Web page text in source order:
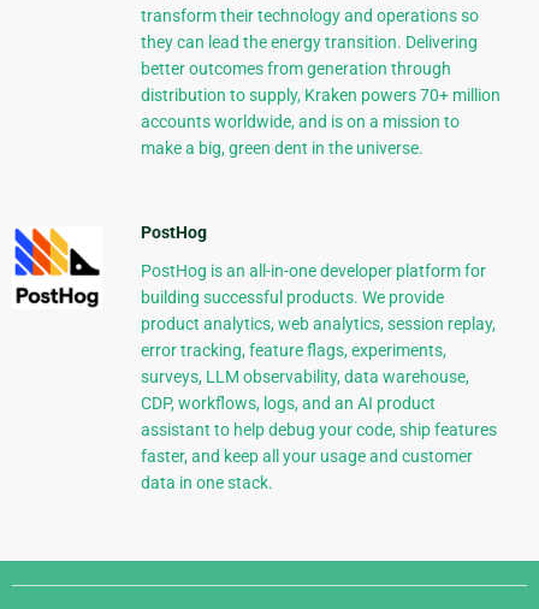
transform their technology and operations so
they can lead the energy transition. Delivering
better outcomes from generation through
distribution to supply, Kraken powers 70+ million
accounts worldwide, and is on a mission to
make a big, green dent in the universe.
PostHog
PostHog is an all-in-one developer platform for
building successful products. We provide
product analytics, web analytics, session replay,
error tracking, feature flags, experiments,
surveys, LLM observability, data warehouse,
CDP, workflows, logs, and an AI product
assistant to help debug your code, ship features
faster, and keep all your usage and customer
data in one stack.
Django